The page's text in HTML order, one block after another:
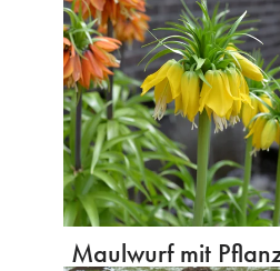
Maulwurf mit